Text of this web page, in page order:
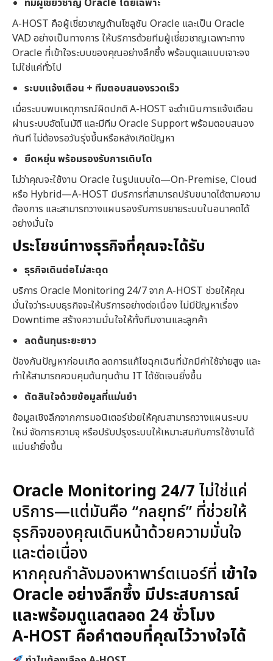
ทีมผู้เชี่ยวชาญ Oracle โดยเฉพาะ
A-HOST คือผู้เชี่ยวชาญด้านโซลูชัน Oracle และเป็น Oracle
VAD อย่างเป็นทางการ ให้บริการด้วยทีมผู้เชี่ยวชาญเฉพาะทาง
Oracle ที่เข้าใจระบบของคุณอย่างลึกซึ้ง พร้อมดูแลแบบเจาะจง
ไม่ใช่แค่ทั่วไป
ระบบแจ้งเตือน + ทีมตอบสนองรวดเร็ว
เมื่อระบบพบเหตุการณ์ผิดปกติ A-HOST จะดำเนินการแจ้งเตือน
ผ่านระบบอัตโนมัติ และมีทีม Oracle Support พร้อมตอบสนอง
ทันที ไม่ต้องรอวันรุ่งขึ้นหรือหลังเกิดปัญหา
ยืดหยุ่น พร้อมรองรับการเติบโต
ไม่ว่าคุณจะใช้งาน Oracle ในรูปแบบใด—On-Premise, Cloud
หรือ Hybrid—A-HOST มีบริการที่สามารถปรับขนาดได้ตามความ
ต้องการ และสามารถวางแผนรองรับการขยายระบบในอนาคตได้
อย่างมั่นใจ
ประโยชน์ทางธุรกิจที่คุณจะได้รับ
ธุรกิจเดินต่อไม่สะดุด
บริการ Oracle Monitoring 24/7 จาก A-HOST ช่วยให้คุณ
มั่นใจว่าระบบธุรกิจจะให้บริการอย่างต่อเนื่อง ไม่มีปัญหาเรื่อง
Downtime สร้างความมั่นใจให้ทั้งทีมงานและลูกค้า
ลดต้นทุนระยะยาว
ป้องกันปัญหาก่อนเกิด ลดการแก้ไขฉุกเฉินที่มักมีค่าใช้จ่ายสูง และ
ทำให้สามารถควบคุมต้นทุนด้าน IT ได้ชัดเจนยิ่งขึ้น
ตัดสินใจด้วยข้อมูลที่แม่นยำ
ข้อมูลเชิงลึกจากการมอนิเตอร์ช่วยให้คุณสามารถวางแผนระบบ
ใหม่ จัดการความจุ หรือปรับปรุงระบบให้เหมาะสมกับการใช้งานได้
แม่นยำยิ่งขึ้น
Oracle Monitoring 24/7 ไม่ใช่แค่
บริการ—แต่มันคือ “กลยุทธ์” ที่ช่วยให้
ธุรกิจของคุณเดินหน้าด้วยความมั่นใจ
และต่อเนื่อง
หากคุณกำลังมองหาพาร์ตเนอร์ที่ เข้าใจ
Oracle อย่างลึกซึ้ง มีประสบการณ์
และพร้อมดูแลตลอด 24 ชั่วโมง
A-HOST คือคำตอบที่คุณไว้วางใจได้